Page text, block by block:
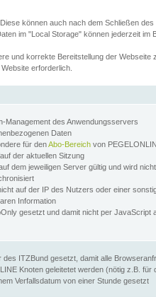
können auch nach dem Schließen
im "Local Storage" können jederzeit im
und korrekte Bereitstellung der Webseite
erforderlich.
Management des Anwendungsservers
Daten
für denAbo-Bereich von
der aktuellen Sitzung
dem jeweiligen Server gültig und wird
auf der IP des Nutzers oder einer
Information
gesetzt und damit nicht per JavaScript
des ITZBund gesetzt, damit alle
Knoten geleitetet werden (nötig z.B. für
Verfallsdatum von einer Stunde gesetzt